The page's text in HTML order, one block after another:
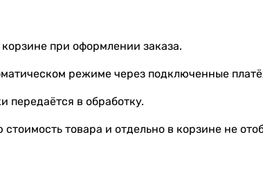
при оформлении заказа.
режиме через подключенные
передаётся в обработку.
товара и отдельно в корзине не